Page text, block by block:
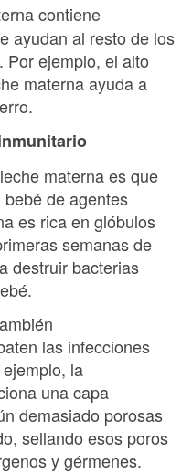
contiene
ayudan al resto de los
Por ejemplo, el alto
materna ayuda a
materna es que
de agentes
es rica en glóbulos
semanas de
destruir bacterias
las infecciones
la
una capa
demasiado porosas
sellando esos poros
y gérmenes.